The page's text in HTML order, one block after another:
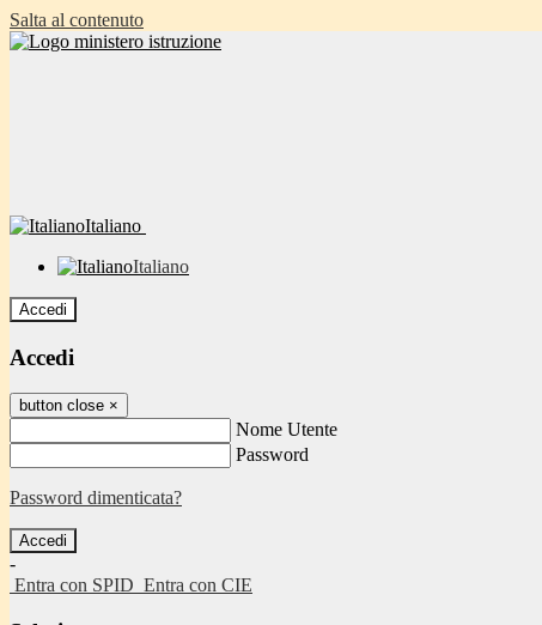
Salta al contenuto
Italiano
Italiano
Accedi
Accedi
button close ×
Nome Utente
Password
Password dimenticata?
-
Entra con SPID Entra con CIE